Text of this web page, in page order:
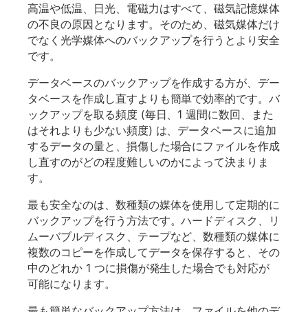
高温や低温、日光、電磁力はすべて、磁気記憶媒体
の不良の原因となります。そのため、磁気媒体だけ
でなく光学媒体へのバックアップを行うとより安全
です。
データベースのバックアップを作成する方が、デー
タベースを作成し直すよりも簡単で効率的です。バ
ックアップを取る頻度 (毎日、1 週間に数回、また
はそれよりも少ない頻度) は、データベースに追加
するデータの量と、損傷した場合にファイルを作成
し直すのがどの程度難しいのかによって決まりま
す。
最も安全なのは、数種類の媒体を使用して定期的に
バックアップを行う方法です。ハードディスク、リ
ムーバブルディスク、テープなど、数種類の媒体に
複数のコピーを作成してデータを保存すると、その
中のどれか 1 つに損傷が発生した場合でも対応が
可能になります。